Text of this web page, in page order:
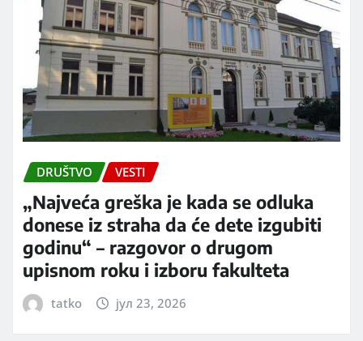
DRUŠTVO VESTI
„Najveća greška je kada se odluka
donese iz straha da će dete izgubiti
godinu“ – razgovor o drugom
upisnom roku i izboru fakulteta
tatko јул 23, 2026